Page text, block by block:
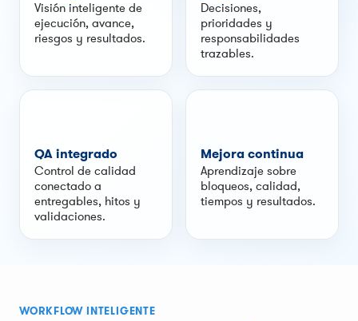
Visión inteligente de
ejecución, avance,
riesgos y resultados.
Decisiones,
prioridades y
responsabilidades
trazables.
QA integrado
Control de calidad
conectado a
entregables, hitos y
validaciones.
Mejora continua
Aprendizaje sobre
bloqueos, calidad,
tiempos y resultados.
WORKFLOW INTELIGENTE